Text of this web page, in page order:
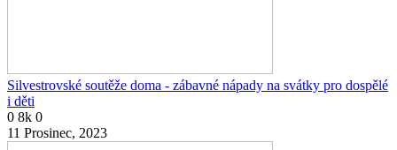
Silvestrovské soutěže doma - zábavné nápady na svátky pro dospělé
i děti
0 8k 0
11 Prosinec, 2023